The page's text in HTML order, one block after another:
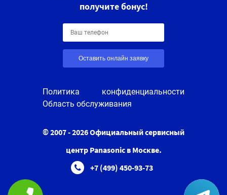
получите бонус!
Оставить онлайн заявку
Политика конфиденциальности
Область обслуживания
© 2007 - 2026 Официальный сервисный
центр Panasonic в Москве.
+7 (499) 450-93-73